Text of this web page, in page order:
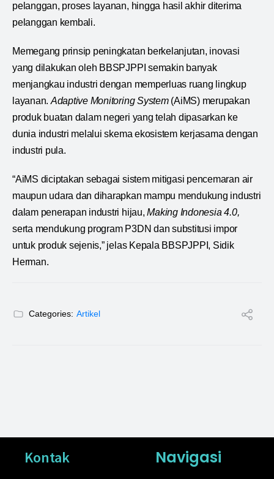
pelanggan, proses layanan, hingga hasil akhir diterima
pelanggan kembali.
Memegang prinsip peningkatan berkelanjutan, inovasi
yang dilakukan oleh BBSPJPPI semakin banyak
menjangkau industri dengan memperluas ruang lingkup
layanan. Adaptive Monitoring System(AiMS) merupakan
produk buatan dalam negeri yang telah dipasarkan ke
dunia industri melalui skema ekosistem kerjasama dengan
industri pula.
“AiMS diciptakan sebagai sistem mitigasi pencemaran air
maupun udara dan diharapkan mampu mendukung industri
dalam penerapan industri hijau,Making Indonesia 4.0,
serta mendukung program P3DN dan substitusi impor
untuk produk sejenis,” jelas Kepala BBSPJPPI, Sidik
Herman.
Categories: Artikel
Kontak Navigasi